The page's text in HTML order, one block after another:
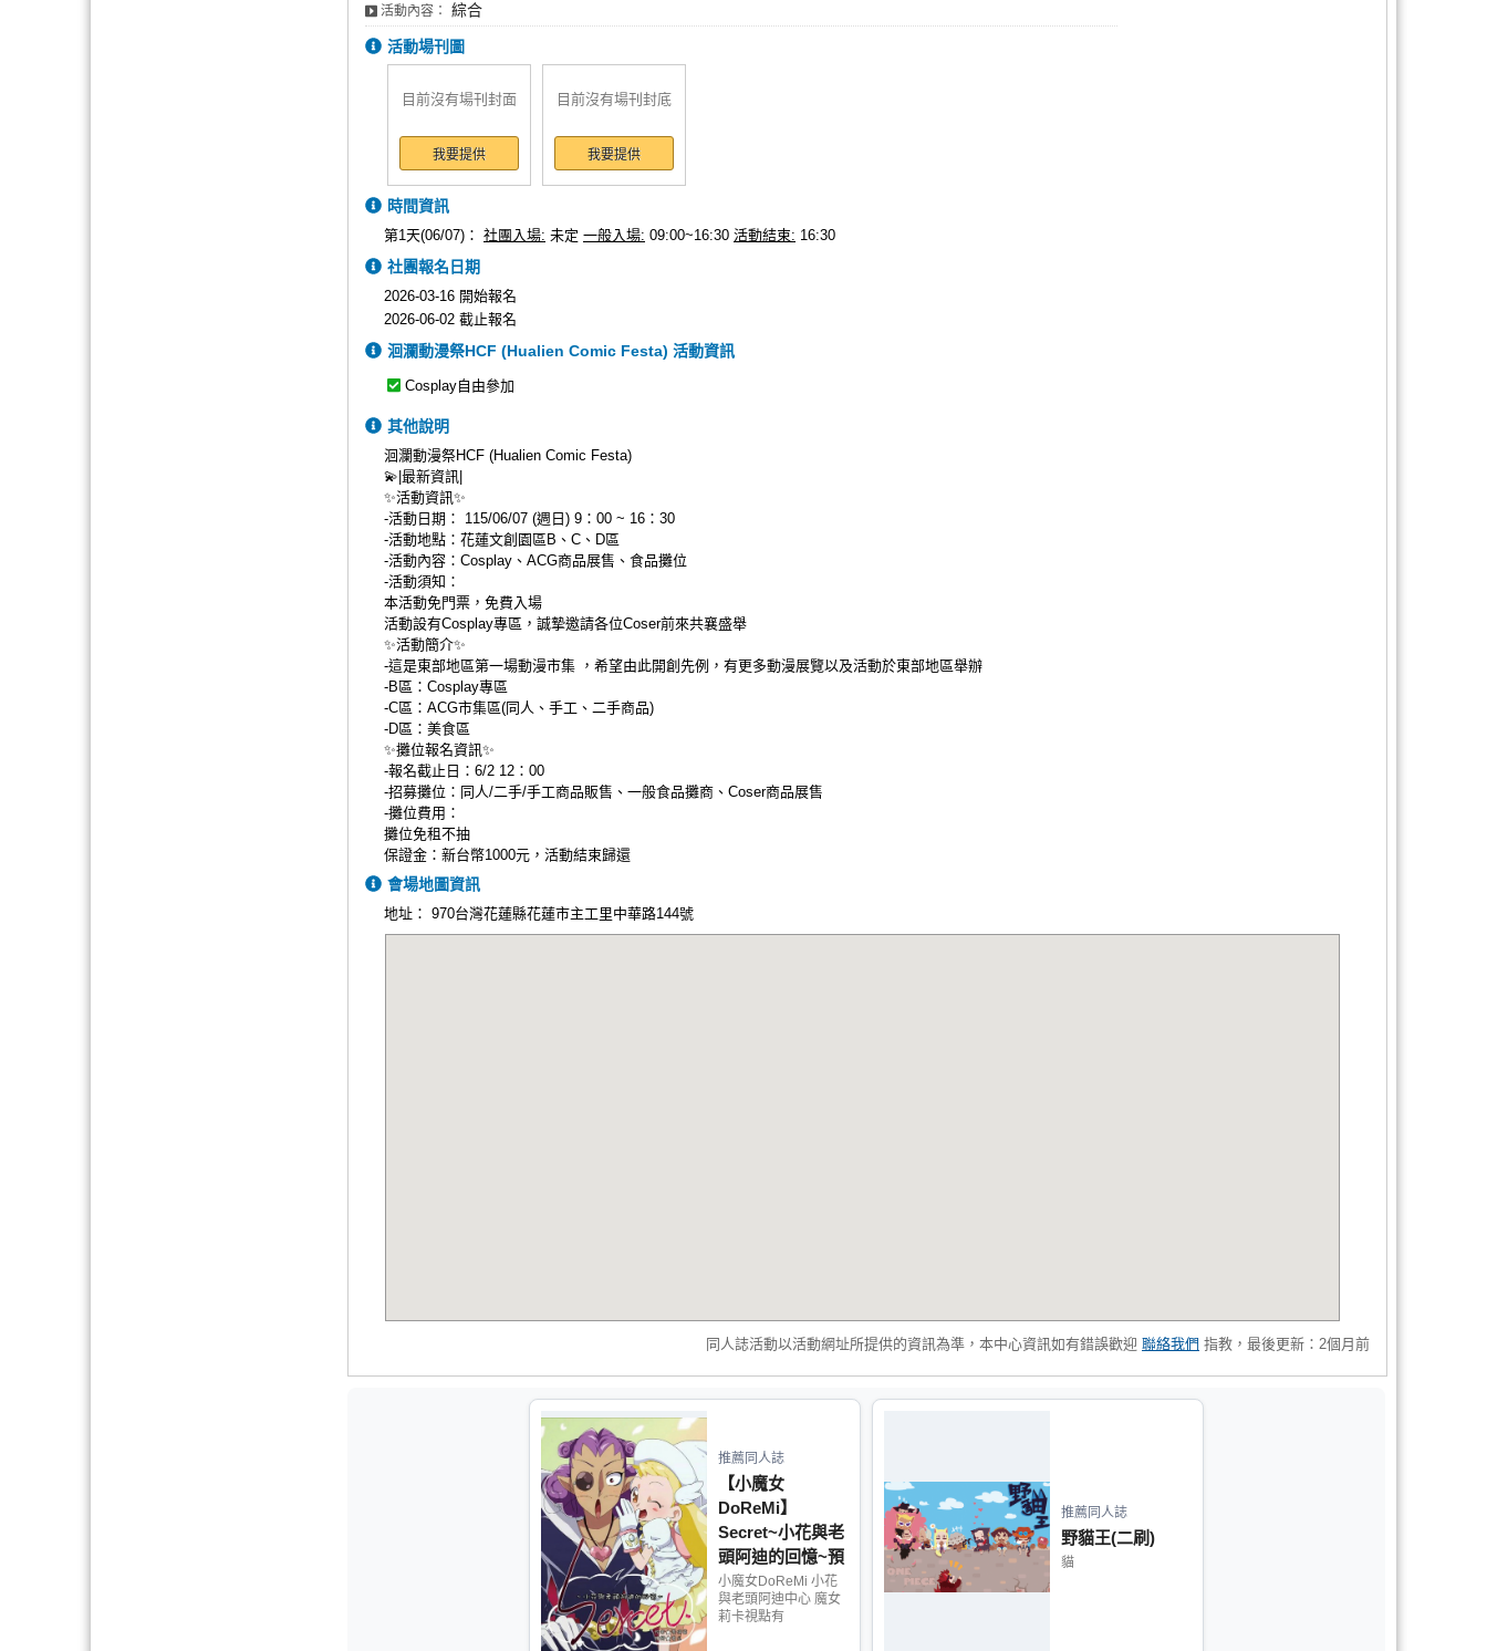
活動內容： 綜合
活動場刊圖
目前沒有場刊封面
我要提供
目前沒有場刊封底
我要提供
時間資訊
第1天(06/07)： 社團入場: 未定 一般入場: 09:00~16:30 活動結束: 16:30
社團報名日期
2026-03-16 開始報名
2026-06-02 截止報名
洄瀾動漫祭HCF (Hualien Comic Festa) 活動資訊
Cosplay自由參加
其他說明
洄瀾動漫祭HCF (Hualien Comic Festa)
💫|最新資訊|
✨活動資訊✨
-活動日期： 115/06/07 (週日) 9：00 ~ 16：30
-活動地點：花蓮文創園區B、C、D區
-活動內容：Cosplay、ACG商品展售、食品攤位
-活動須知：
本活動免門票，免費入場
活動設有Cosplay專區，誠摯邀請各位Coser前來共襄盛舉
✨活動簡介✨
-這是東部地區第一場動漫市集 ，希望由此開創先例，有更多動漫展覽以及活動於東部地區舉辦
-B區：Cosplay專區
-C區：ACG市集區(同人、手工、二手商品)
-D區：美食區
✨攤位報名資訊✨
-報名截止日：6/2 12：00
-招募攤位：同人/二手/手工商品販售、一般食品攤商、Coser商品展售
-攤位費用：
攤位免租不抽
保證金：新台幣1000元，活動結束歸還
會場地圖資訊
地址： 970台灣花蓮縣花蓮市主工里中華路144號
同人誌活動以活動網址所提供的資訊為準，本中心資訊如有錯誤歡迎 聯絡我們 指教，最後更新：2個月前
推薦同人誌
【小魔女
DoReMi】
Secret~小花與老
頭阿迪的回憶~預
定至8/1
小魔女DoReMi 小花
與老頭阿迪中心 魔女
莉卡視點有
推薦同人誌
野貓王(二刷)
貓